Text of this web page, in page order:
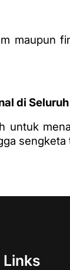
maupun
di
untuk
Links